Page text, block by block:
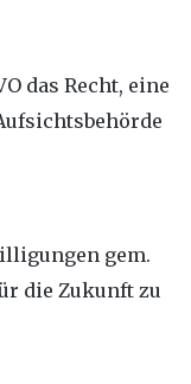
das Recht, eine
gem.
die Zukunft zu